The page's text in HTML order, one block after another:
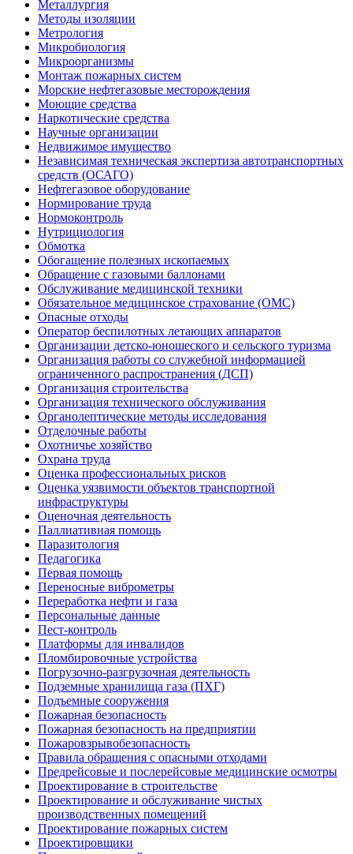
Металлургия
Методы изоляции
Метрология
Микробиология
Микроорганизмы
Монтаж пожарных систем
Морские нефтегазовые месторождения
Моющие средства
Наркотические средства
Научные организации
Недвижимое имущество
Независимая техническая экспертиза автотранспортных
средств (ОСАГО)
Нефтегазовое оборудование
Нормирование труда
Нормоконтроль
Нутрициология
Обмотка
Обогащение полезных ископаемых
Обращение с газовыми баллонами
Обслуживание медицинской техники
Обязательное медицинское страхование (ОМС)
Опасные отходы
Оператор беспилотных летающих аппаратов
Организации детско-юношеского и сельского туризма
Организация работы со служебной информацией
ограниченного распространения (ДСП)
Организация строительства
Организация технического обслуживания
Органолептические методы исследования
Отделочные работы
Охотничье хозяйство
Охрана труда
Оценка профессиональных рисков
Оценка уязвимости объектов транспортной
инфраструктуры
Оценочная деятельность
Паллиативная помощь
Паразитология
Педагогика
Первая помощь
Переносные виброметры
Переработка нефти и газа
Персональные данные
Пест-контроль
Платформы для инвалидов
Пломбировочные устройства
Погрузочно-разгрузочная деятельность
Подземные хранилища газа (ПХГ)
Подъемные сооружения
Пожарная безопасность
Пожарная безопасность на предприятии
Пожаровзрывобезопасность
Правила обращения с опасными отходами
Предрейсовые и послерейсовые медицинские осмотры
Проектирование в строительстве
Проектирование и обслуживание чистых
производственных помещений
Проектирование пожарных систем
Проектировщики